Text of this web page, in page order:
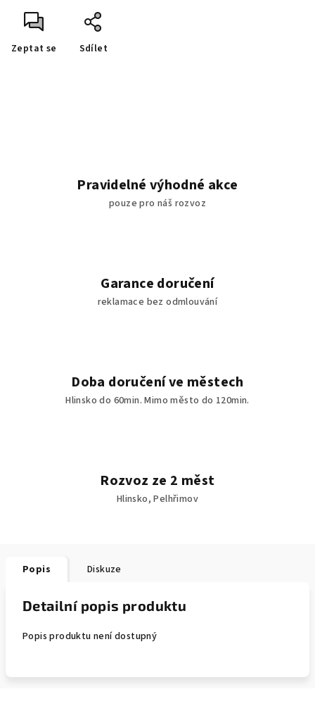
Zeptat se Sdílet
Pravidelné výhodné akce
pouze pro náš rozvoz
Garance doručení
reklamace bez odmlouvání
Doba doručení ve městech
Hlinsko do 60min. Mimo město do 120min.
Rozvoz ze 2 měst
Hlinsko, Pelhřimov
Popis Diskuze
Detailní popis produktu
Popis produktu není dostupný